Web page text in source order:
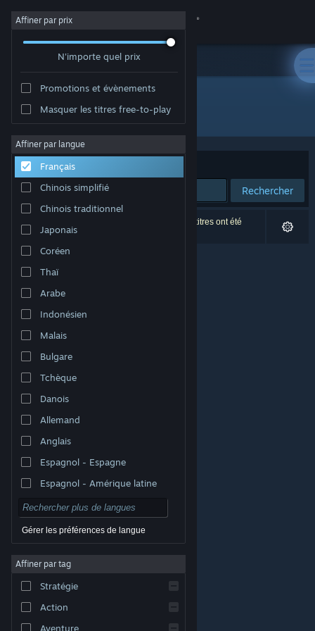
Se connecter
Magasin
À propos
Support
Changer la langue
Télécharger l'application mobile Steam
Voir version ordi. du site
© Valve Corporation. Tous droits réservés. Toutes les
titulaires aux États-Unis et dans d'autres pays.
Accessibilité
Remboursements
Affiner par prix
N'importe quel prix
Promotions et évènements
Masquer les titres free-to-play
Affiner par langue
Français
Chinois simplifié
Chinois traditionnel
Japonais
Coréen
Thaï
Arabe
Indonésien
Malais
Bulgare
Tchèque
Danois
Allemand
Anglais
Espagnol - Espagne
Espagnol - Amérique latine
Gérer les préférences de langue
Affiner par tag
Stratégie
Action
Aventure
Développement : VGstudio
Trier par Pertinence
Rechercher
0 résultats correspondent à votre recherche. 13 titres ont été
exclus selon vos préférences.